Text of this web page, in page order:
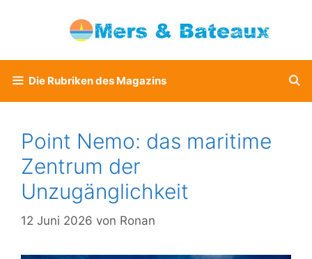
Die Rubriken des Magazins
Point Nemo: das maritime
Zentrum der
Unzugänglichkeit
12 Juni 2026 von Ronan